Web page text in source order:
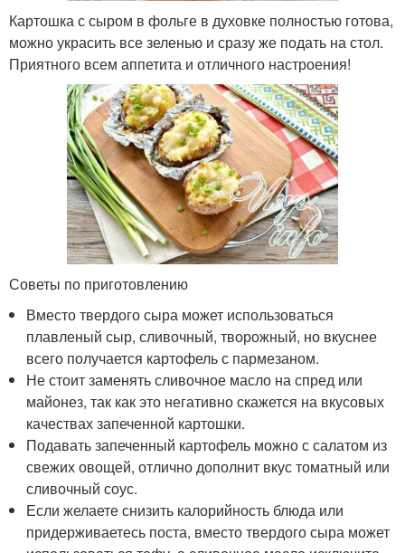
Картошка с сыром в фольге в духовке полностью готова,
можно украсить все зеленью и сразу же подать на стол.
Приятного всем аппетита и отличного настроения!
Советы по приготовлению
Вместо твердого сыра может использоваться
плавленый сыр, сливочный, творожный, но вкуснее
всего получается картофель с пармезаном.
Не стоит заменять сливочное масло на спред или
майонез, так как это негативно скажется на вкусовых
качествах запеченной картошки.
Подавать запеченный картофель можно с салатом из
свежих овощей, отлично дополнит вкус томатный или
сливочный соус.
Если желаете снизить калорийность блюда или
придерживаетесь поста, вместо твердого сыра может